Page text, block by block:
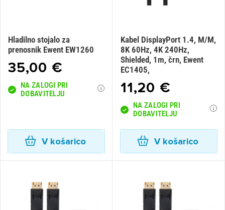
Hladilno stojalo za
prenosnik Ewent EW1260
35,00 €
NA ZALOGI PRI
DOBAVITELJU
V košarico
Kabel DisplayPort 1.4, M/M,
8K 60Hz, 4K 240Hz,
Shielded, 1m, črn, Ewent
EC1405,
11,20 €
NA ZALOGI PRI
DOBAVITELJU
V košarico